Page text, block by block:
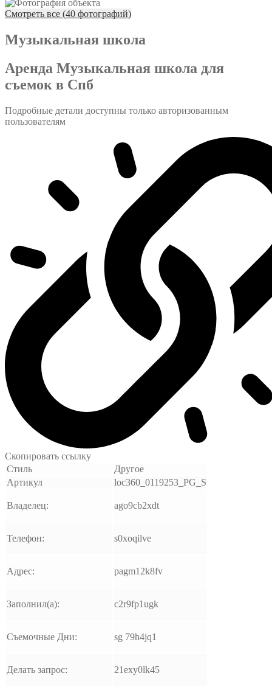
Смотреть все (40 фотографий)
Музыкальная школа
Аренда Музыкальная школа для
съемок в Спб
Подробные детали доступны только авторизованным
пользователям
Скопировать ссылку
Стиль
Другое
Артикул
loc360_0119253_PG_S
Владелец: ago9cb2xdt
Телефон: s0xoqilve
Адрес: pagm12k8fv
Заполнил(а): c2r9fp1ugk
Съемочные Дни: sg 79h4jq1
Делать запрос: 21exy0lk45